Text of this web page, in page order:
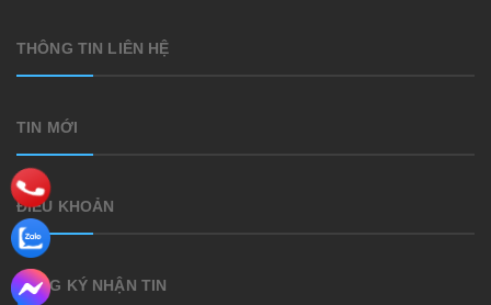
THÔNG TIN LIÊN HỆ
TIN MỚI
ĐIỀU KHOẢN
ĐĂNG KÝ NHẬN TIN